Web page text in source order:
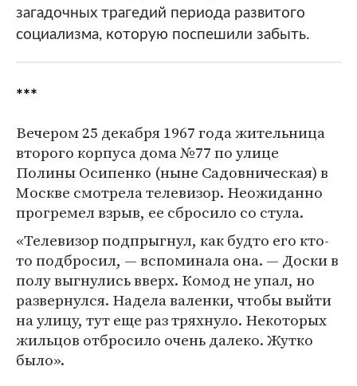
загадочных трагедий периода развитого
социализма, которую поспешили забыть.
***
Вечером 25 декабря 1967 года жительница
второго корпуса дома №77 по улице
Полины Осипенко (ныне Садовническая) в
Москве смотрела телевизор. Неожиданно
прогремел взрыв, ее сбросило со стула.
«Телевизор подпрыгнул, как будто его кто-
то подбросил, — вспоминала она. — Доски в
полу выгнулись вверх. Комод не упал, но
развернулся. Надела валенки, чтобы выйти
на улицу, тут еще раз тряхнуло. Некоторых
жильцов отбросило очень далеко. Жутко
было».